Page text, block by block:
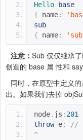
Hello
base
{ name:
sub
{ name:
注意： Sub 仅仅继承
创造的 base 属 性和
同时，在原型中定义
出。如果我们去掉
node. js : 201
throw e;
//
^